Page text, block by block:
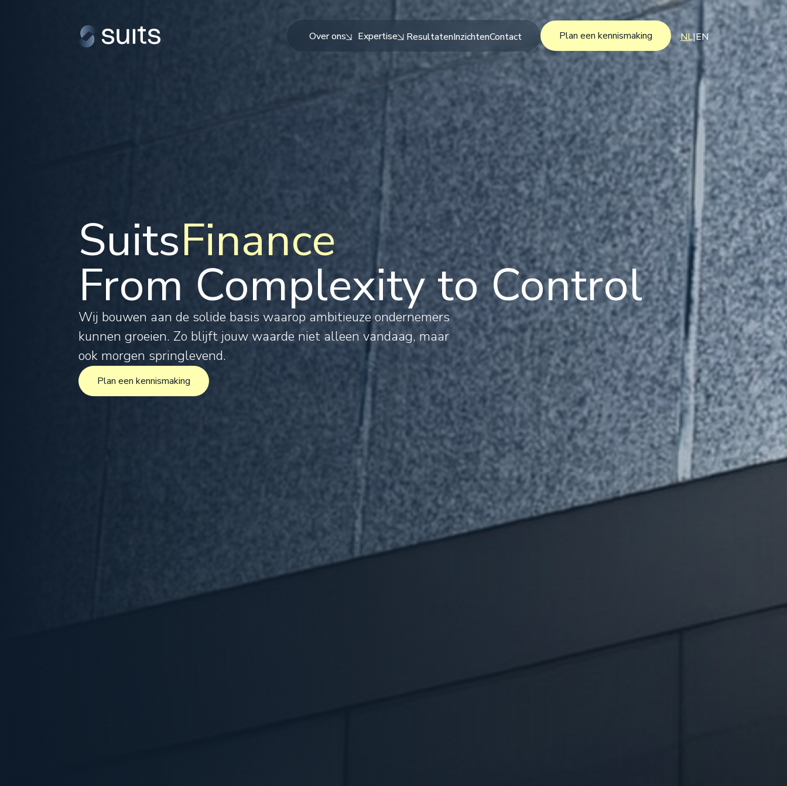
Over ons Expertise ResultatenInzichtenContact
Plan een kennismaking
Plan een kennismaking NL|EN
SuitsFinance
Tax
Legal
Formations
International
Projects
From Complexity to Control
Wij bouwen aan de solide basis waarop ambitieuze ondernemers
kunnen groeien. Zo blijft jouw waarde niet alleen vandaag, maar
ook morgen springlevend.
Plan een kennismaking